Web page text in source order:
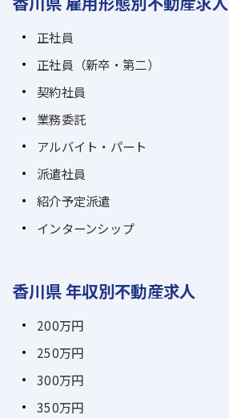
正社員
正社員（新卒・第二）
契約社員
業務委託
アルバイト・パート
派遣社員
紹介予定派遣
インターンシップ
香川県 年収別不動産求人
200万円
250万円
300万円
350万円